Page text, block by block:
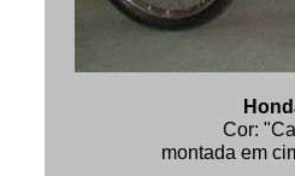
Cor:
montada em